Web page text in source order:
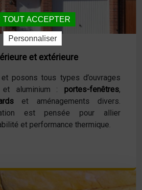
et extérieure
posons tous types d’ouvrages
aluminium : portes-fenêtres,
et aménagements divers.
est pensée pour allier
et performance thermique.
TOUT ACCEPTER
Personnaliser